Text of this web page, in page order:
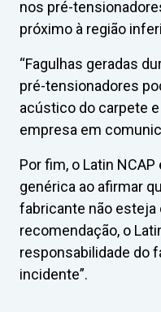
nos pré-
próximo à região
“Fagulhas geradas
pré-tensionadores
acústico do carpete
empresa em
Por fim, o Latin
genérica ao afirmar
fabricante não esteja
recomendação, o
responsabilidade do
incidente”.